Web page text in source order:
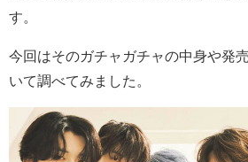
す。
今回はそのガチャガチャの中身や発
いて調べてみました。